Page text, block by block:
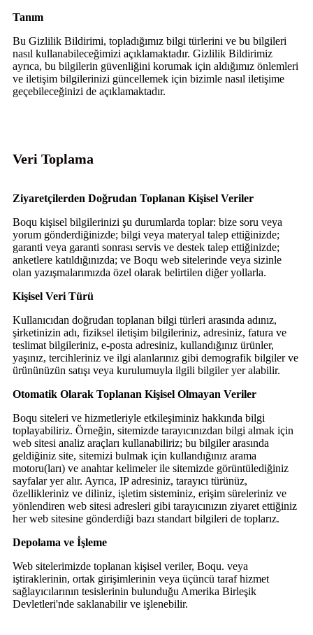
Tanım
Bu Gizlilik Bildirimi, topladığımız bilgi türlerini ve bu bilgileri
nasıl kullanabileceğimizi açıklamaktadır. Gizlilik Bildirimiz
ayrıca, bu bilgilerin güvenliğini korumak için aldığımız önlemleri
ve iletişim bilgilerinizi güncellemek için bizimle nasıl iletişime
geçebileceğinizi de açıklamaktadır.
Veri Toplama
Ziyaretçilerden Doğrudan Toplanan Kişisel Veriler
Boqu kişisel bilgilerinizi şu durumlarda toplar: bize soru veya
yorum gönderdiğinizde; bilgi veya materyal talep ettiğinizde;
garanti veya garanti sonrası servis ve destek talep ettiğinizde;
anketlere katıldığınızda; ve Boqu web sitelerinde veya sizinle
olan yazışmalarımızda özel olarak belirtilen diğer yollarla.
Kişisel Veri Türü
Kullanıcıdan doğrudan toplanan bilgi türleri arasında adınız,
şirketinizin adı, fiziksel iletişim bilgileriniz, adresiniz, fatura ve
teslimat bilgileriniz, e-posta adresiniz, kullandığınız ürünler,
yaşınız, tercihleriniz ve ilgi alanlarınız gibi demografik bilgiler ve
ürününüzün satışı veya kurulumuyla ilgili bilgiler yer alabilir.
Otomatik Olarak Toplanan Kişisel Olmayan Veriler
Boqu siteleri ve hizmetleriyle etkileşiminiz hakkında bilgi
toplayabiliriz. Örneğin, sitemizde tarayıcınızdan bilgi almak için
web sitesi analiz araçları kullanabiliriz; bu bilgiler arasında
geldiğiniz site, sitemizi bulmak için kullandığınız arama
motoru(ları) ve anahtar kelimeler ile sitemizde görüntülediğiniz
sayfalar yer alır. Ayrıca, IP adresiniz, tarayıcı türünüz,
özellikleriniz ve diliniz, işletim sisteminiz, erişim süreleriniz ve
yönlendiren web sitesi adresleri gibi tarayıcınızın ziyaret ettiğiniz
her web sitesine gönderdiği bazı standart bilgileri de toplarız.
Depolama ve İşleme
Web sitelerimizde toplanan kişisel veriler, Boqu. veya
iştiraklerinin, ortak girişimlerinin veya üçüncü taraf hizmet
sağlayıcılarının tesislerinin bulunduğu Amerika Birleşik
Devletleri'nde saklanabilir ve işlenebilir.